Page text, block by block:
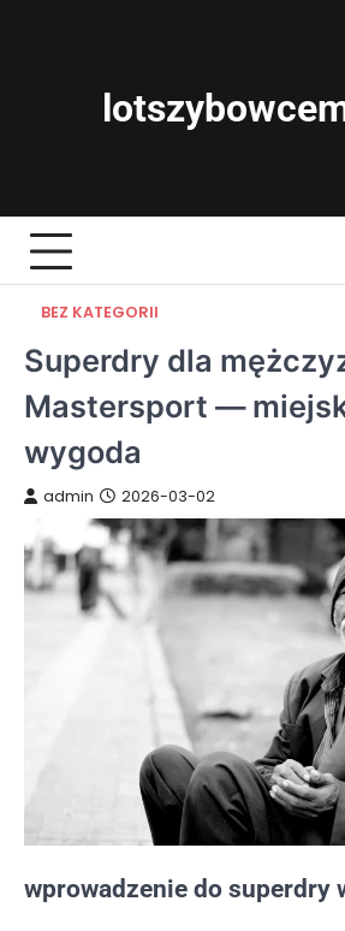
BEZ KATEGORII
Superdry dla
Mastersport —
wygoda
admin 2026-03-02
wprowadzenie do superdry